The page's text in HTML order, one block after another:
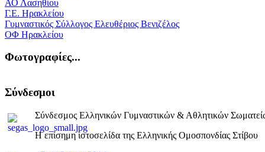
ΑΟ Λασηθίου
Γ.Ε. Ηρακλείου
Γυμναστικός Σύλλογος Ελευθέριος Βενιζέλος
ΟΦ Ηρακλείου
Φωτογραφίες...
Σύνδεσμοι
Σύνδεσμος Ελληνικών Γυμναστικών & Αθλητικών
Η επίσημη ιστοσελίδα της Ελληνικής Ομοσπονδίας Στίβου